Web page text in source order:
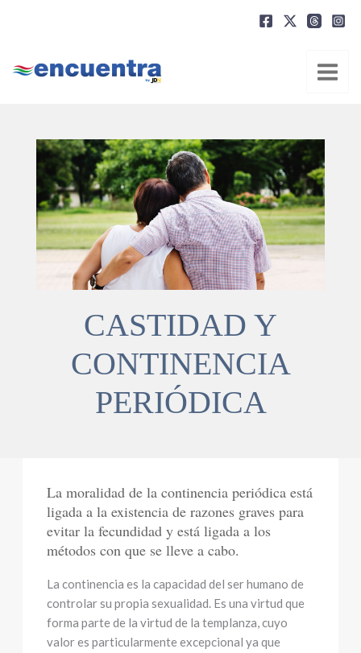
CASTIDAD Y
CONTINENCIA
PERIÓDICA
La moralidad de la continencia periódica está
ligada a la existencia de razones graves para
evitar la fecundidad y está ligada a los
métodos con que se lleve a cabo.
La continencia es la capacidad del ser humano de
controlar su propia sexualidad. Es una virtud que
forma parte de la virtud de la templanza, cuyo
valor es particularmente excepcional ya que